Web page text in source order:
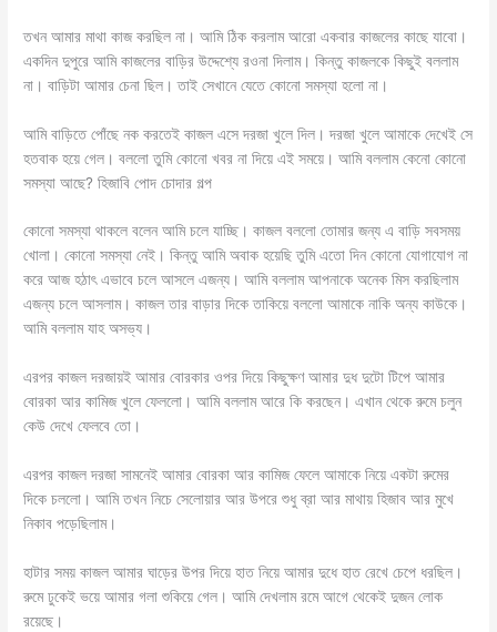
তখন আমার মাথা কাজ করছিল না। আমি ঠিক করলাম আরো একবার কাজলের কাছে যাবো।
একদিন দুপুরে আমি কাজলের বাড়ির উদ্দেশ্যে রওনা দিলাম। কিন্তু কাজলকে কিছুই বললাম
না। বাড়িটা আমার চেনা ছিল। তাই সেখানে যেতে কোনো সমস্যা হলো না।
আমি বাড়িতে পোঁছে নক করতেই কাজল এসে দরজা খুলে দিল। দরজা খুলে আমাকে দেখেই সে
হতবাক হয়ে গেল। বললো তুমি কোনো খবর না দিয়ে এই সময়ে। আমি বললাম কেনো কোনো
সমস্যা আছে? হিজাবি পোদ চোদার গল্প
কোনো সমস্যা থাকলে বলেন আমি চলে যাচ্ছি। কাজল বললো তোমার জন্য এ বাড়ি সবসময়
খোলা। কোনো সমস্যা নেই। কিন্তু আমি অবাক হয়েছি তুমি এতো দিন কোনো যোগাযোগ না
করে আজ হঠাৎ এভাবে চলে আসলে এজন্য। আমি বললাম আপনাকে অনেক মিস করছিলাম
এজন্য চলে আসলাম। কাজল তার বাড়ার দিকে তাকিয়ে বললো আমাকে নাকি অন্য কাউকে।
আমি বললাম যাহ অসভ্য।
এরপর কাজল দরজায়ই আমার বোরকার ওপর দিয়ে কিছুক্ষণ আমার দুধ দুটো টিপে আমার
বোরকা আর কামিজ খুলে ফেললো। আমি বললাম আরে কি করছেন। এখান থেকে রুমে চলুন
কেউ দেখে ফেলবে তো।
এরপর কাজল দরজা সামনেই আমার বোরকা আর কামিজ ফেলে আমাকে নিয়ে একটা রুমের
দিকে চললো। আমি তখন নিচে সেলোয়ার আর উপরে শুধু ব্রা আর মাথায় হিজাব আর মুখে
নিকাব পড়েছিলাম।
হাটার সময় কাজল আমার ঘাড়ের উপর দিয়ে হাত নিয়ে আমার দুধে হাত রেখে চেপে ধরছিল।
রুমে ঢুকেই ভয়ে আমার গলা শুকিয়ে গেল। আমি দেখলাম রমে আগে থেকেই দুজন লোক
রয়েছে।